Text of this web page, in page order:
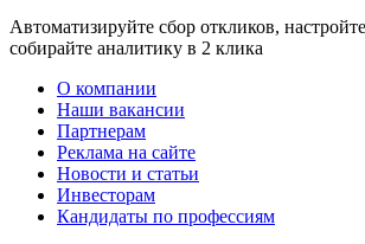
Автоматизируйте сбор откликов,
собирайте аналитику в 2 клика
О компании
Наши вакансии
Партнерам
Реклама на сайте
Новости и статьи
Инвесторам
Кандидаты по профессиям